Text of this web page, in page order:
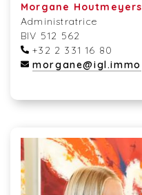
Morgane Houtmeyers
Administratrice
BIV 512 562
+32 2 331 16 80
morgane@igl.immo